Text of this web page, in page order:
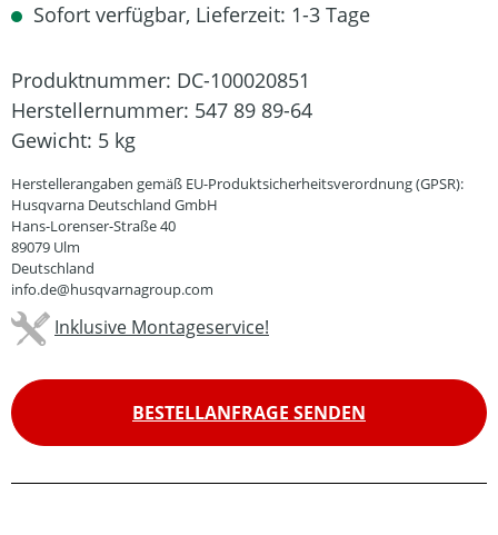
Sofort verfügbar, Lieferzeit: 1-3 Tage
Produktnummer: DC-100020851
Herstellernummer: 547 89 89-64
Gewicht: 5 kg
Herstellerangaben gemäß EU-Produktsicherheitsverordnung (GPSR):
Husqvarna Deutschland GmbH
Hans-Lorenser-Straße 40
89079 Ulm
Deutschland
info.de@husqvarnagroup.com
Inklusive Montageservice!
BESTELLANFRAGE SENDEN